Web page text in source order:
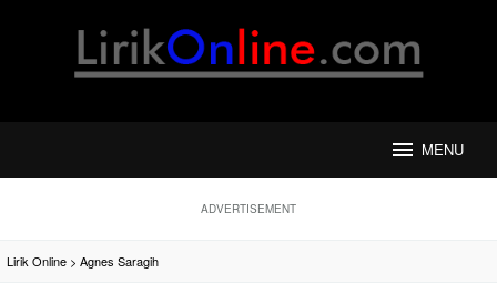
MENU
ADVERTISEMENT
Lirik Online > Agnes Saragih